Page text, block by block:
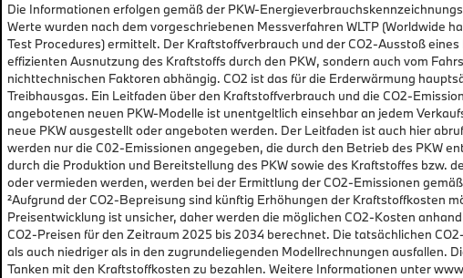
Die Informationen erfolgen gemäß der PKW-
Werte wurden nach dem vorgeschriebenen Messverfahren WLTP (Worldwide
Test Procedures) ermittelt. Der Kraftstoffverbrauch und der CO2-Ausstoß eines
effizienten Ausnutzung des Kraftstoffs durch den PKW, sondern auch vom
nichttechnischen Faktoren abhängig. CO2 ist das für die Erderwärmung
Treibhausgas. Ein Leitfaden über den Kraftstoffverbrauch und die CO2-
angebotenen neuen PKW-Modelle ist unentgeltlich einsehbar an jedem
neue PKW ausgestellt oder angeboten werden. Der Leitfaden ist auch hier
werden nur die C02-Emissionen angegeben, die durch den Betrieb des PKW
durch die Produktion und Bereitstellung des PKW sowie des Kraftstoffes bzw.
oder vermieden werden, werden bei der Ermittlung der CO2-Emissionen
²Aufgrund der CO2-Bepreisung sind künftig Erhöhungen der Kraftstoffkosten
Preisentwicklung ist unsicher, daher werden die möglichen CO2-Kosten
CO2-Preisen für den Zeitraum 2025 bis 2034 berechnet. Die tatsächlichen
als auch niedriger als in den zugrundeliegenden Modellrechnungen ausfallen.
Tanken mit den Kraftstoffkosten zu bezahlen. Weitere Informationen unter